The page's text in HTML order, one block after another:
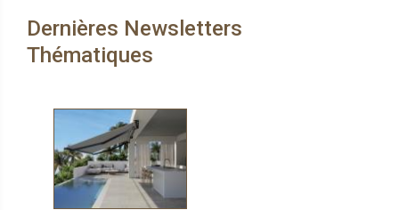
Dernières Newsletters
Thématiques